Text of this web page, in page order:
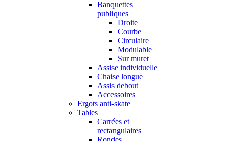
Banquettes
publiques
Droite
Courbe
Circulaire
Modulable
Sur muret
Assise individuelle
Chaise longue
Assis debout
Accessoires
Ergots anti-skate
Tables
Carrées et
rectangulaires